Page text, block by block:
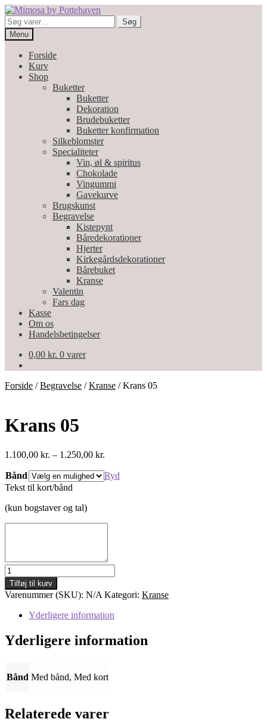
Spring
til
navigation
Spring
til
indhold
Søg
efter:
Søg
Menu
Forside
Kurv
Shop
Buketter
Buketter
Dekoration
Brudebuketter
Buketter konfirmation
Silkeblomster
Specialiteter
Vin, øl & spiritus
Chokolade
Vingummi
Gavekurve
Brugskunst
Begravelse
Kistepynt
Båredekorationer
Hjerter
Kirkegårdsdekorationer
Bårebuket
Kranse
Valentin
Fars dag
Kasse
Om os
Handelsbetingelser
0,00 kr. 0 varer
Forside /Begravelse /Kranse /Krans 05
Krans 05
1.100,00 kr. – 1.250,00 kr.
til
Bånd
Ryd
Tekst til kort/bånd
(kun bogstaver og tal)
Krans
05
antal
Tilføj til kurv
Varenummer (SKU): N/A Kategori: Kranse
Yderligere information
Yderligere information
Bånd Med bånd, Med kort
Relaterede varer